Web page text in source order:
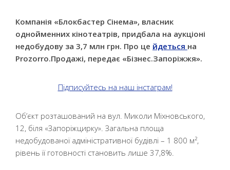
Компанія «Блокбастер Сінема», власник
однойменних кінотеатрів, придбала на аукціоні
недобудову за 3,7 млн грн. Про це йдеться на
Prozorro.Продажі, передає «Бізнес.Запоріжжя».
Підписуйтесь на наш інстаграм!
Об’єкт розташований на вул. Миколи Міхновського,
12, біля «Запоріжцирку». Загальна площа
недобудованої адміністративної будівлі – 1 800 м²,
рівень її готовності становить лише 37,8%.